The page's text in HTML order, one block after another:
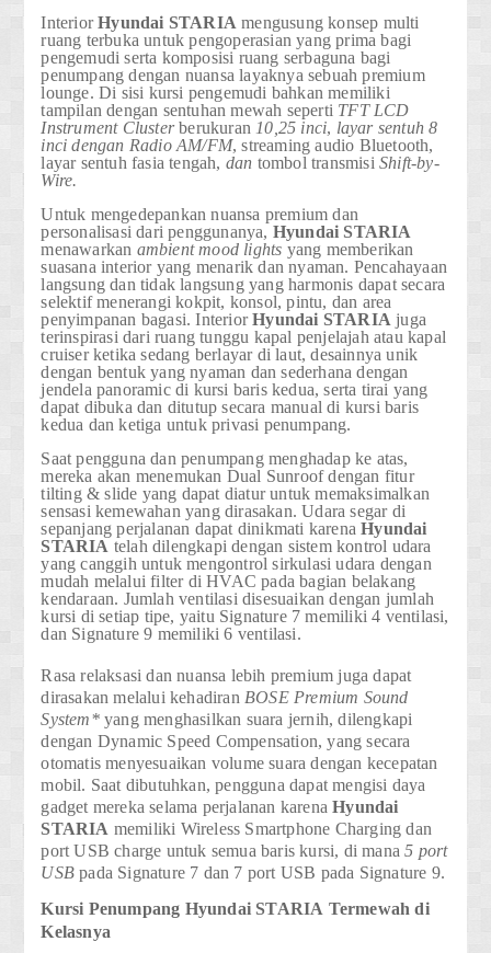
InteriorHyundai STARIA mengusung konsep multi
ruang terbuka untuk pengoperasian yang prima bagi
pengemudi serta komposisi ruang serbaguna bagi
penumpang dengan nuansa layaknya sebuah premium
lounge. Di sisi kursi pengemudi bahkan memiliki
tampilan dengan sentuhan mewah seperti TFT LCD
Instrument Clusterberukuran 10,25 inci, layar sentuh 8
inci dengan Radio AM/FM,streaming audio Bluetooth,
layar sentuh fasia tengah, dan tombol transmisiShift-by-
Wire.
Untuk mengedepankan nuansa premium dan
personalisasi dari penggunanya, Hyundai STARIA
menawarkan ambient mood lights yang memberikan
suasana interior yang menarik dan nyaman. Pencahayaan
langsung dan tidak langsung yang harmonis dapat secara
selektif menerangi kokpit, konsol, pintu, dan area
penyimpanan bagasi. InteriorHyundai STARIA juga
terinspirasi dari ruang tunggu kapal penjelajah atau kapal
cruiser ketika sedang berlayar di laut, desainnya unik
dengan bentuk yang nyaman dan sederhana dengan
jendela panoramic di kursi baris kedua, serta tirai yang
dapat dibuka dan ditutup secara manual di kursi baris
kedua dan ketiga untuk privasi penumpang.
Saat pengguna dan penumpang menghadap ke atas,
mereka akan menemukan Dual Sunroof dengan fitur
tilting & slide yang dapat diatur untuk memaksimalkan
sensasi kemewahan yang dirasakan. Udara segar di
sepanjang perjalanan dapat dinikmati karenaHyundai
STARIA telah dilengkapi dengan sistem kontrol udara
yang canggih untuk mengontrol sirkulasi udara dengan
mudah melalui filter di HVAC pada bagian belakang
kendaraan. Jumlah ventilasi disesuaikan dengan jumlah
kursi di setiap tipe, yaitu Signature 7 memiliki 4 ventilasi,
dan Signature 9 memiliki 6 ventilasi.
Rasa relaksasi dan nuansa lebih premium juga dapat
dirasakan melalui kehadiran BOSE Premium Sound
System*yang menghasilkan suara jernih, dilengkapi
dengan Dynamic Speed Compensation, yang secara
otomatis menyesuaikan volume suara dengan kecepatan
mobil. Saat dibutuhkan, pengguna dapat mengisi daya
gadget mereka selama perjalanan karenaHyundai
STARIA memiliki Wireless Smartphone Charging dan
port USB charge untuk semua baris kursi, di mana5 port
USBpada Signature 7 dan 7 port USB pada Signature 9.
Kursi Penumpang Hyundai STARIA Termewah di
Kelasnya